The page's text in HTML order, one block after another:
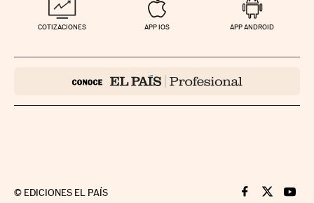
COTIZACIONES APP IOS APP ANDROID
© EDICIONES EL PAÍS Cinco Días en
Cinco Días
Cinco